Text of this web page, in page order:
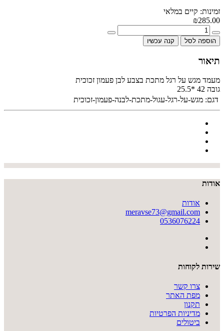
זמינות: קיים במלאי
₪285.00
הוספה לסל קנה עכשיו
תיאור
מעמד מגש על רגל מתכת בצבע לבן פעמון זכוכית
גובה 42 *25.5
דגם: מגש-על-רגל-עגול-מתכת-לבנה-פעמון-זכוכית
אודות
אודות
meravse73@gmail.com
0536076224
שירות לקוחות
צרו קשר
מפת האתר
תקנון
מדיניות הפרטיות
ביטולים